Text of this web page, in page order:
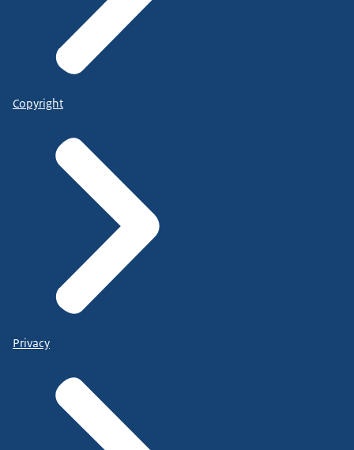
Copyright
Privacy